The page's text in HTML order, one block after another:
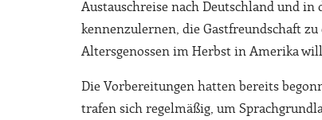
Austauschreise nach Deutschland und in
kennenzulernen, die Gastfreundschaft
Altersgenossen im Herbst in Amerika
Die Vorbereitungen hatten bereits
trafen sich regelmäßig, um